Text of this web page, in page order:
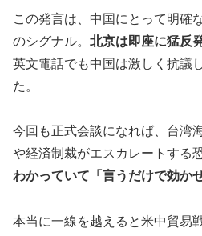
この発言は、中国にとって明確
のシグナル。 北京は即座に猛反
英文電話でも中国は激しく抗議
た。
今回も正式会談になれば、台湾
や経済制裁がエスカレートする
わかっていて「言うだけで効か
本当に一線を越えると米中貿易